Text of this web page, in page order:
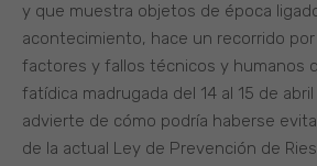
y que muestra objetos de época
acontecimiento, hace un recorrido
factores y fallos técnicos y humanos
fatídica madrugada del 14 al 15 de abril
advierte de cómo podría haberse
de la actual Ley de Prevención de